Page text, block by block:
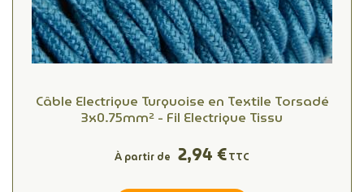
Câble Electrique Turquoise en Textile Torsadé
3x0.75mm² - Fil Electrique Tissu
À partir de 2,94 €TTC